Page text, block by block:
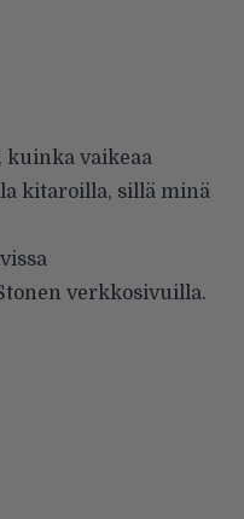
kuinka vaikeaa
kitaroilla, sillä minä
verkkosivuilla.